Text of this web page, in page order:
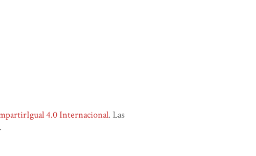
4.0 Internacional. Las